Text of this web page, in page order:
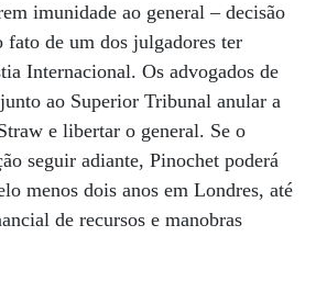
imunidade ao general – decisão
fato de um dos julgadores ter
Internacional. Os advogados de
ao Superior Tribunal anular a
e libertar o general. Se o
seguir adiante, Pinochet poderá
menos dois anos em Londres, até
de recursos e manobras